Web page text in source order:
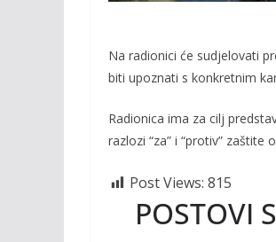
Na radionici će sudjelovati
biti upoznati s konkretnim
Radionica ima za cilj
razlozi “za” i “protiv” zaštite
Post Views: 815
POSTOVI